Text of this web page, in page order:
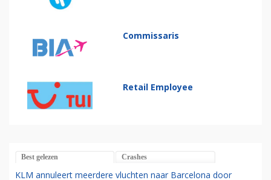
Commissaris
Retail Employee
Best gelezen Crashes
KLM annuleert meerdere vluchten naar Barcelona door